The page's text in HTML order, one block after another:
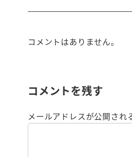
コメントはありません。
コメントを残す
メールアドレスが公開され